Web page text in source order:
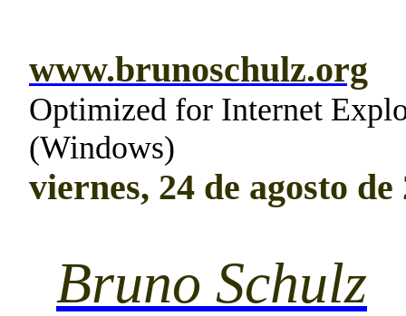
www.brunoschulz.org
Optimized for Internet
(Windows)
viernes, 24 de agosto de
Bruno Schulz